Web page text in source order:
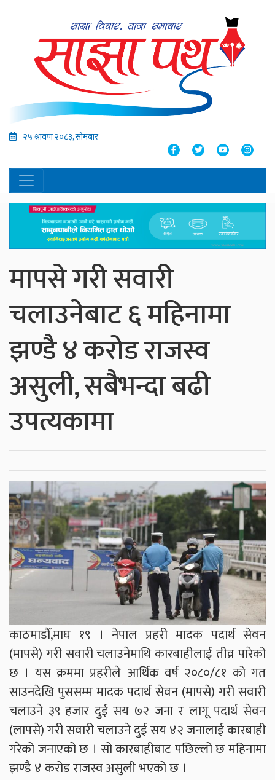
२५ श्रावण २०८३, सोमबार
मापसे गरी सवारी
चलाउनेबाट ६ महिनामा
झण्डै ४ करोड राजस्व
असुली, सबैभन्दा बढी
उपत्यकामा
काठमाडौँ,माघ १९ । नेपाल प्रहरी मादक पदार्थ सेवन
(मापसे) गरी सवारी चलाउनेमाथि कारबाहीलाई तीव्र पारेको
छ । यस क्रममा प्रहरीले आर्थिक वर्ष २०८०/८१ को गत
साउनदेखि पुससम्म मादक पदार्थ सेवन (मापसे) गरी सवारी
चलाउने ३९ हजार दुई सय ७२ जना र लागू पदार्थ सेवन
(लापसे) गरी सवारी चलाउने दुई सय ४२ जनालाई कारबाही
गरेको जनाएको छ । सो कारबाहीबाट पछिल्लो छ महिनामा
झण्डै ४ करोड राजस्व असुली भएको छ ।